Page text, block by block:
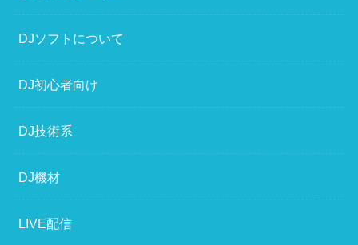
DJソフトについて
DJ初心者向け
DJ技術系
DJ機材
LIVE配信